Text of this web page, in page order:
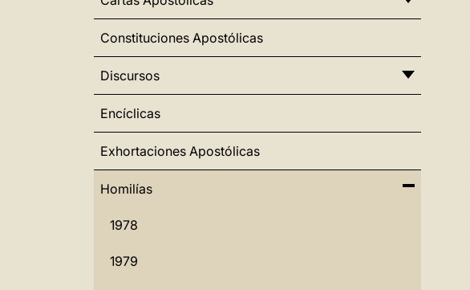
Constituciones Apostólicas
Discursos
Encíclicas
Exhortaciones Apostólicas
Homilías
1978
1979